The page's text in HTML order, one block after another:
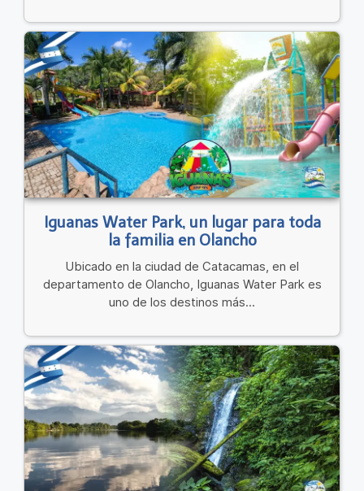
Iguanas Water Park, un lugar para toda
la familia en Olancho
Ubicado en la ciudad de Catacamas, en el
departamento de Olancho, Iguanas Water Park es
uno de los destinos más...